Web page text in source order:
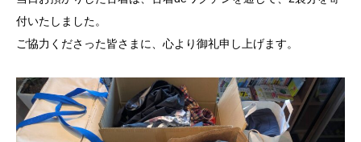
付いたしました。
ご協力くださった皆さまに、心より御礼申し上げます。